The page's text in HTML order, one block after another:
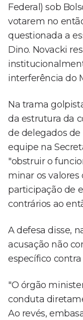
Federal) sob
votarem no
questionada a
Dino. Novacki
interferência do
Na trama
da estrutura da
de delegados
equipe na
"obstruir o
minar os
participação de
contrários ao
A defesa disse,
acusação não
específico
"O órgão
conduta
Ao revés,